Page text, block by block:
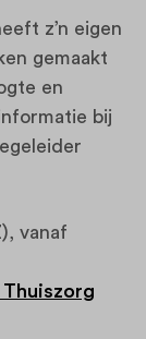
z’n eigen
gemaakt
en
bij
vanaf
Thuiszorg